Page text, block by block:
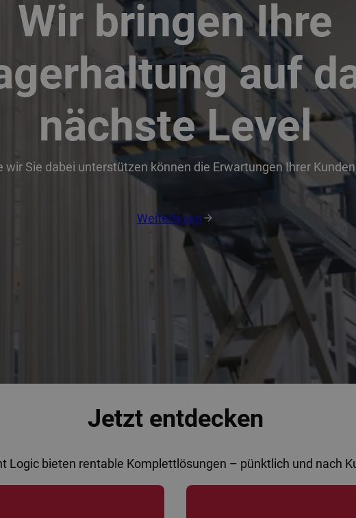
Wir bringen Ihre
auf
nächste Level
wir Sie dabei unterstützen können die Erwartungen Ihrer
Weiterlesen
Jetzt entdecken
Logic bieten rentable Komplettlösungen – pünktlich und nach